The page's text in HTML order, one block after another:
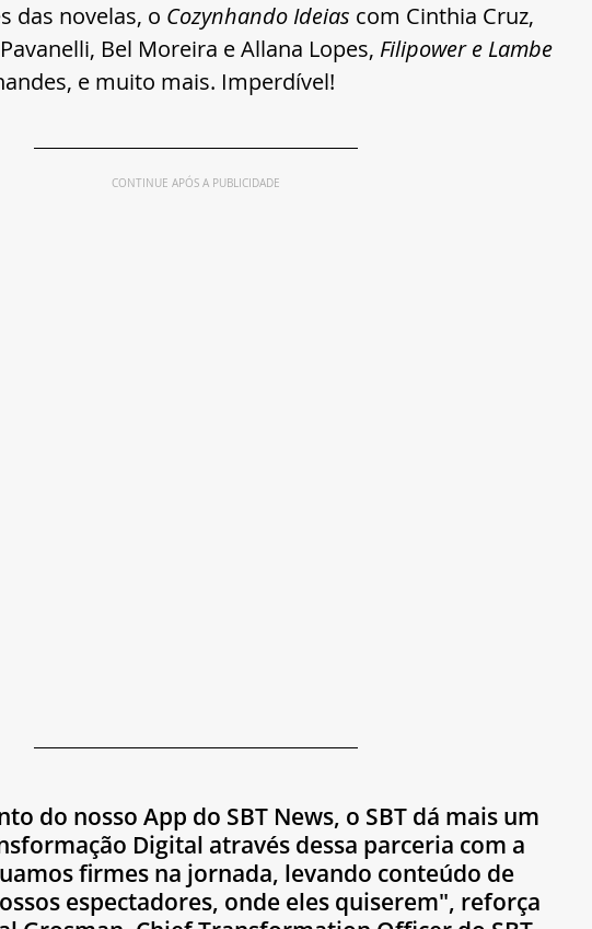
das novelas, o Cozynhando Ideias com Cinthia Cruz,
Bel Moreira e Allana Lopes, Filipower e Lambe
e muito mais. Imperdível!
CONTINUE APÓS A PUBLICIDADE
do nosso App do SBT News, o SBT dá mais um
Digital através dessa parceria com a
firmes na jornada, levando conteúdo de
espectadores, onde eles quiserem", reforça